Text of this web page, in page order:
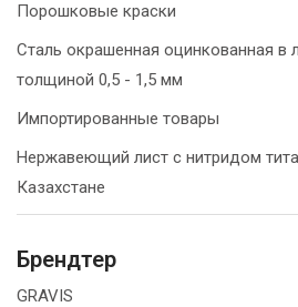
Порошковые краски
Сталь окрашенная оцинкованная в
толщиной 0,5 - 1,5 мм
Импортированные товары
Нержавеющий лист с нитридом
Казахстане
Брендтер
GRAVIS